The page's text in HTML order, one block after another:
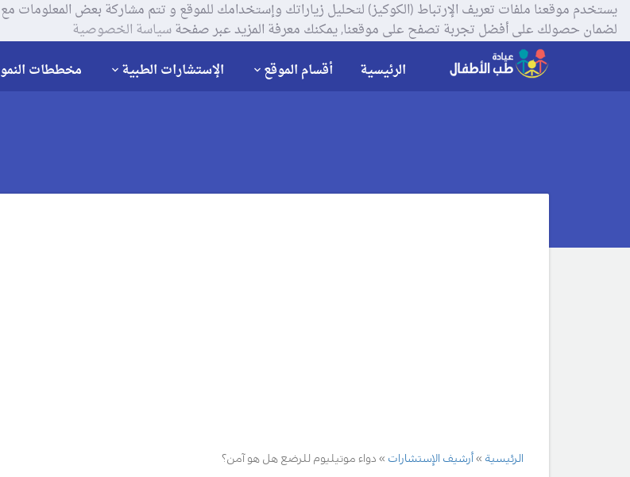
لضمان حصولك على أفضل تجربة تصفح على موقعنا, يمكنك معرفة المزيد عبر صفحةسياسة الخصوصية
الرئيسية أقسام الموقع الإستشارات الطبية مخططات النمو
الرئيسية أرشيف الإستشارات دواء موتيليوم للرضع هل هو آمن؟